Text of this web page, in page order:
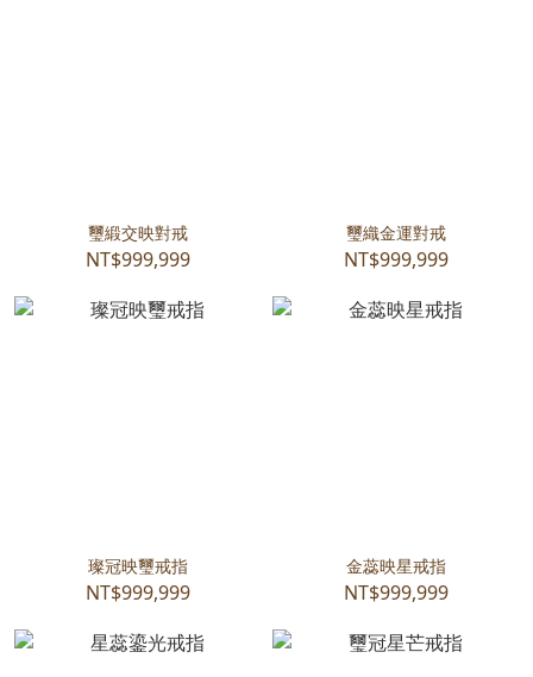
璽緞交映對戒
NT$999,999
璽織金運對戒
NT$999,999
璨冠映璽戒指
NT$999,999
金蕊映星戒指
NT$999,999